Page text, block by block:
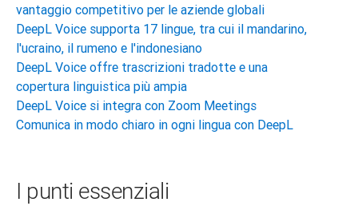
vantaggio competitivo per le aziende globali
DeepL Voice supporta 17 lingue, tra cui il mandarino,
l'ucraino, il rumeno e l'indonesiano
DeepL Voice offre trascrizioni tradotte e una
copertura linguistica più ampia
DeepL Voice si integra con Zoom Meetings
Comunica in modo chiaro in ogni lingua con DeepL
I punti essenziali